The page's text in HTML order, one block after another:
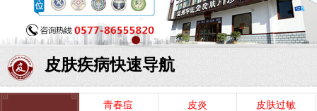
皮肤疾病快速导航
青春痘 皮炎 皮肤过敏